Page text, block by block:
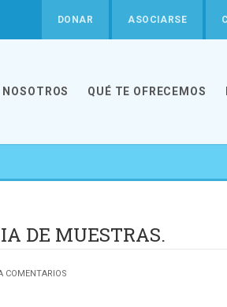
DONAR ASOCIARSE
NOSOTROS QUÉ TE OFRECEMOS
DE MUESTRAS.
COMENTARIOS